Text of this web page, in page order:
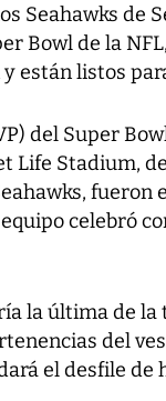
Seahawks de
Bowl de la
están listos
del Super
Life Stadium,
fueron
celebró
la última de la
del
el desfile de